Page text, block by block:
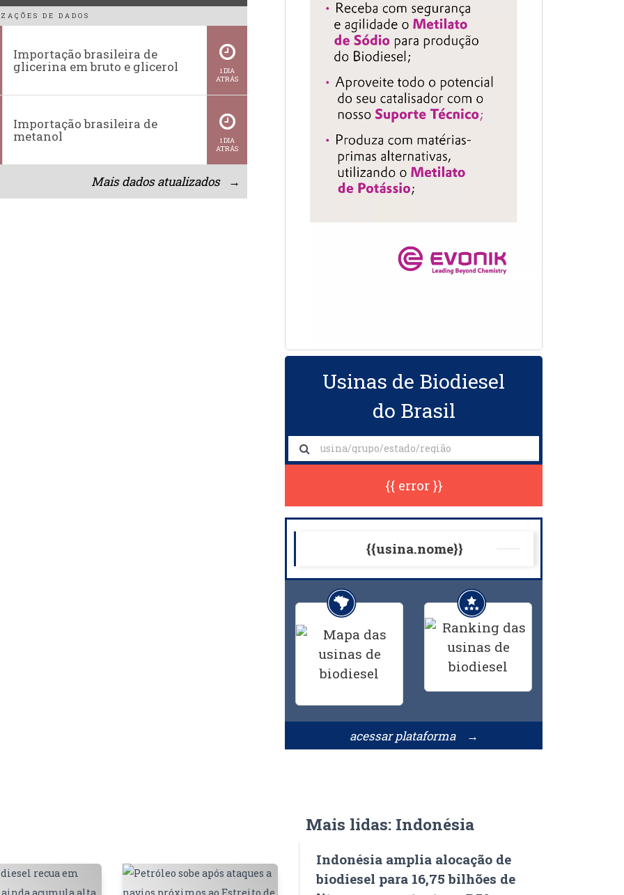
DE DADOS
Importação brasileira de
glicerina em bruto e glicerol
1 DIA
ATRÁS
Importação brasileira de
metanol
1 DIA
ATRÁS
Mais dados atualizados →
Usinas de Biodiesel
do Brasil
{{ error }}
{{usina.nome}}
acessar plataforma →
Mais lidas: Indonésia
Indonésia amplia alocação de
biodiesel para 16,75 bilhões de